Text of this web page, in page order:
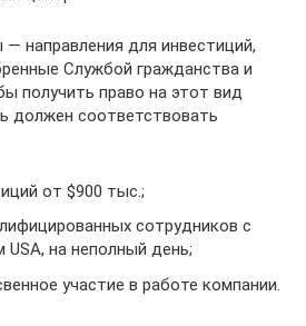
направления для инвестиций,
Службой гражданства и
получить право на этот вид
должен соответствовать
от $900 тыс.;
сотрудников с
USA, на неполный день;
участие в работе компании.